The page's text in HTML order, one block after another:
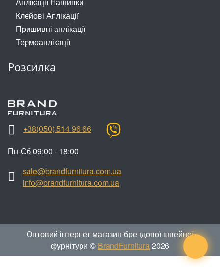
Клейові Аплікації
Пришивні аплікації
Термоаплікації
Розсилка
+38(050) 514 96 66
Пн-Сб 09:00 - 18:00
sale@brandfurnitura.com.ua
info@brandfurnitura.com.ua
Оптовий інтернет магазин брендової швейної
фурнітури © BrandFurnitura2026